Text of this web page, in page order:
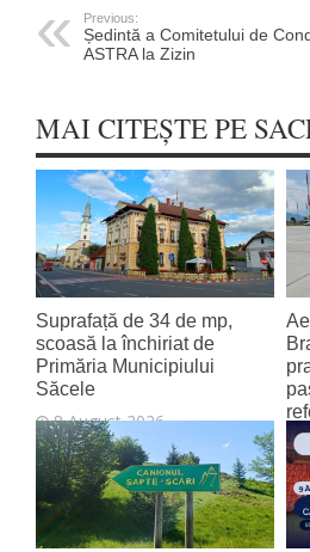
Previous:
Ședintă a Comitetului de
ASTRA la Zizin
MAI CITEȘTE PE
Suprafață de 34 de mp,
scoasă la închiriat de
Primăria Municipiului
Săcele
8 August 2026